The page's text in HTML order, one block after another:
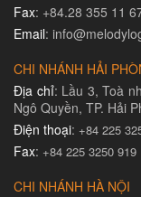
Fax: +84.28 355 11
Email:
CHI NHÁNH HẢI
Địa chỉ: Lầu 3, Toà
Ngô Quyền, TP. Hải
Điện thoại: +84 225
Fax: +84 225 3250 919
CHI NHÁNH HÀ NỘI